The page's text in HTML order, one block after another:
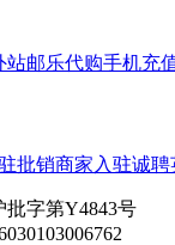
站邮乐代购手机充
批销商家入驻诚聘
字第Y4843号